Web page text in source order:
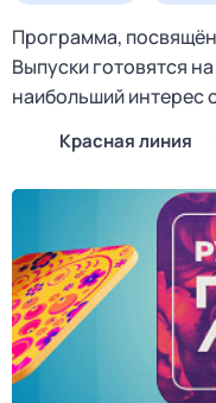
Программа,
Выпуски готовятся
наибольший интерес
Красная линия